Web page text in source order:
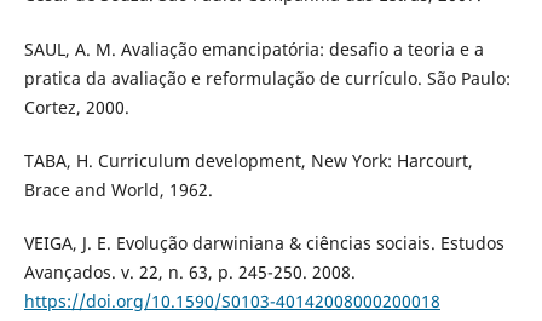
SAUL, A. M. Avaliação emancipatória: desafio a teoria e a
pratica da avaliação e reformulação de currículo. São Paulo:
Cortez, 2000.
TABA, H. Curriculum development, New York: Harcourt,
Brace and World, 1962.
VEIGA, J. E. Evolução darwiniana & ciências sociais. Estudos
Avançados. v. 22, n. 63, p. 245-250. 2008.
https://doi.org/10.1590/S0103-40142008000200018